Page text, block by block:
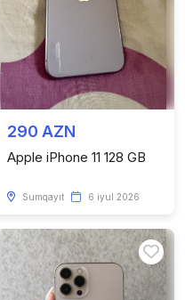
290 AZN
Apple iPhone 11 128 GB
Sumqayıt 6 iyul 2026